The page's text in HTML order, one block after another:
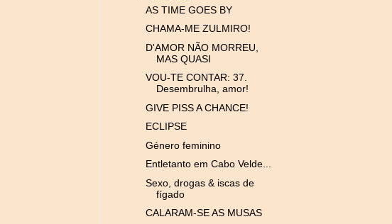
AS TIME GOES BY
CHAMA-ME ZULMIRO!
D'AMOR NÃO MORREU,
MAS QUASI
VOU-TE CONTAR: 37.
Desembrulha, amor!
GIVE PISS A CHANCE!
ECLIPSE
Género feminino
Entletanto em Cabo Velde...
Sexo, drogas & iscas de
fígado
CALARAM-SE AS MUSAS